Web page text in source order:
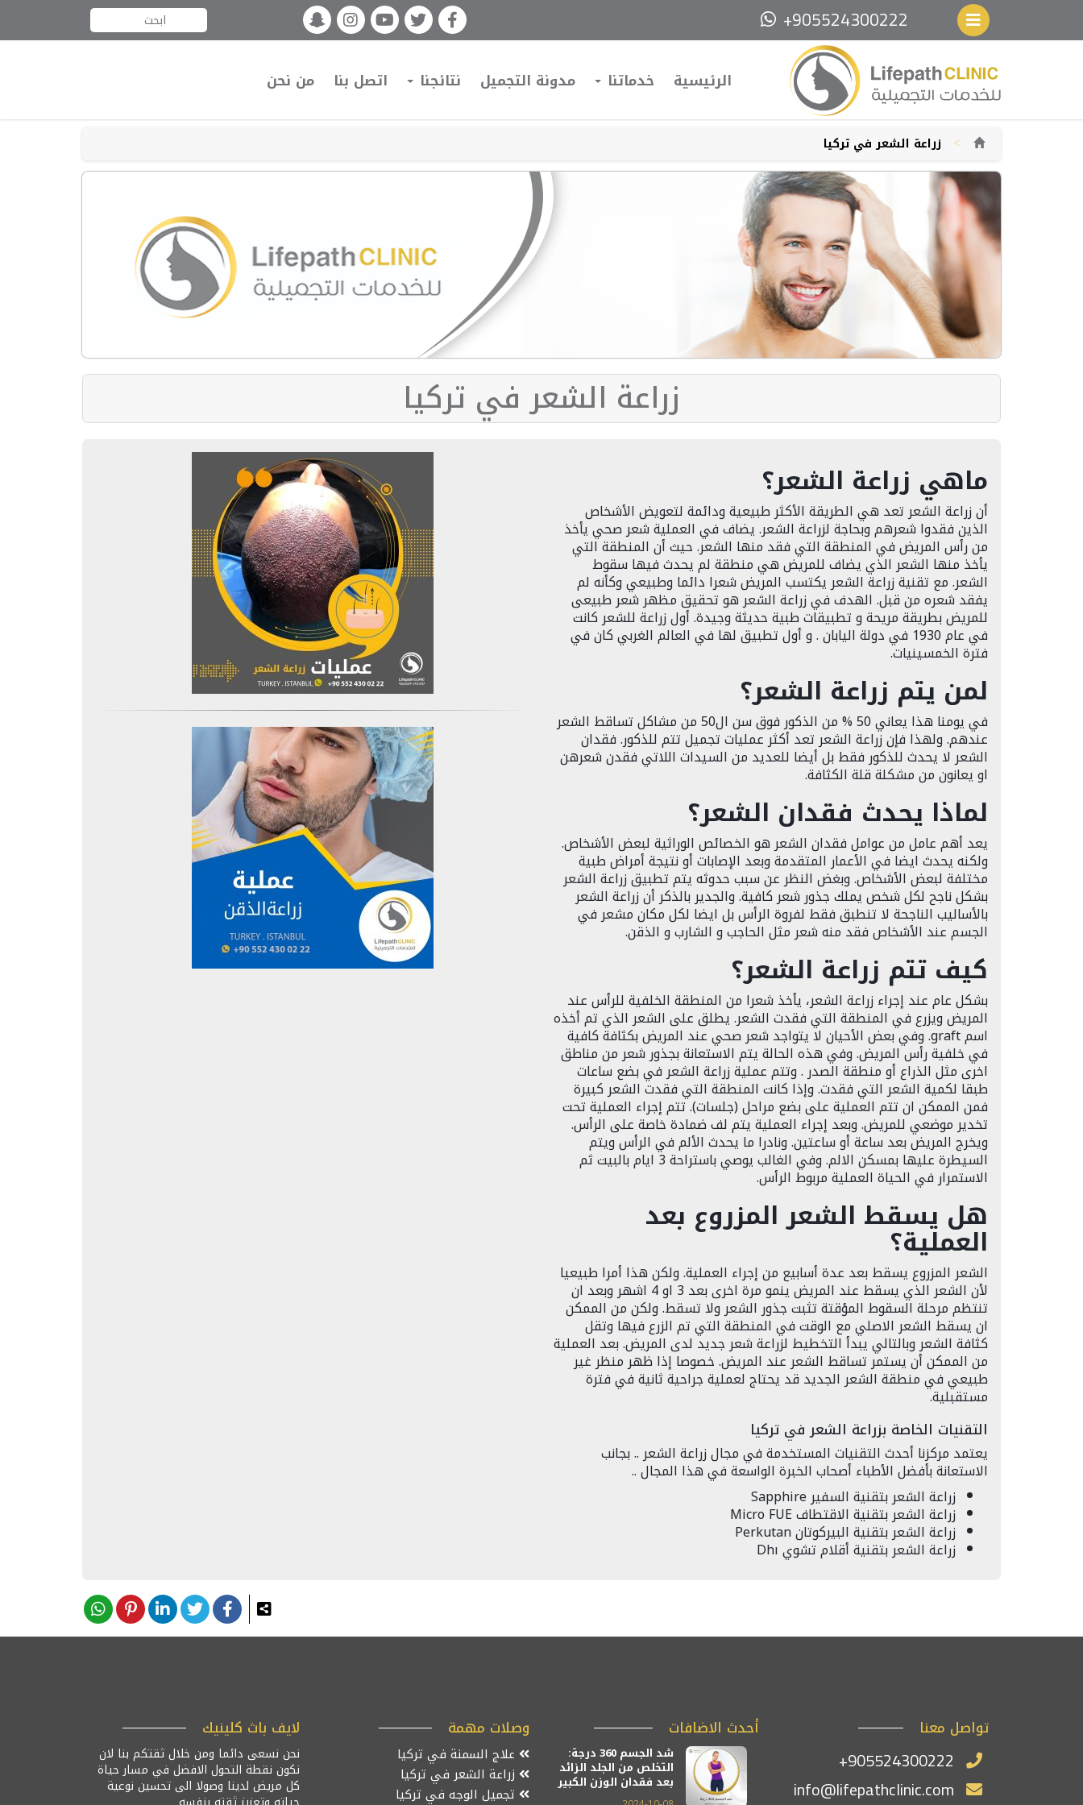
+905524300222
الرئيسية خدماتنا مدونة التجميل نتائجنا اتصل بنا من نحن
> زراعة الشعر في تركيا
زراعة الشعر في تركيا
ماهي زراعة الشعر؟
أن زراعة الشعر تعد هي الطريقة الأكثر طبيعية ودائمة لتعويض الأشخاص
الذين فقدوا شعرهم وبحاجة لزراعة الشعر. يضاف في العملية شعر صحي يأخذ
من رأس المريض في المنطقة التي فقد منها الشعر. حيث أن المنطقة التي
يأخذ منها الشعر الذي يضاف للمريض هي منطقة لم يحدث فيها سقوط
الشعر. مع تقنية زراعة الشعر يكتسب المريض شعرا دائما وطبيعي وكأنه لم
يفقد شعره من قبل. الهدف في زراعة الشعر هو تحقيق مظهر شعر طبيعى
للمريض بطريقة مريحة و تطبيقات طبية حديثة وجيدة. أول زراعة للشعر كانت
في عام 1930 في دولة اليابان . و أول تطبيق لها في العالم الغربي كان في
فترة الخمسينيات.
لمن يتم زراعة الشعر؟
في يومنا هذا يعاني 50 % من الذكور فوق سن ال50 من مشاكل تساقط الشعر
عندهم. ولهذا فإن زراعة الشعر تعد أكثر عمليات تجميل تتم للذكور. فقدان
الشعر لا يحدث للذكور فقط بل أيضا للعديد من السيدات اللاتي فقدن شعرهن
او يعانون من مشكلة قلة الكثافة.
لماذا يحدث فقدان الشعر؟
يعد أهم عامل من عوامل فقدان الشعر هو الخصائص الوراثية لبعض الأشخاص.
ولكنه يحدث ايضا في الأعمار المتقدمة وبعد الإصابات أو نتيجة أمراض طبية
مختلفة لبعض الأشخاص. وبغض النظر عن سبب حدوثه يتم تطبيق زراعة الشعر
بشكل ناجح لكل شخص يملك جذور شعر كافية. والجدير بالذكر أن زراعة الشعر
بالأساليب الناجحة لا تنطبق فقط لفروة الرأس بل ايضا لكل مكان مشعر في
الجسم عند الأشخاص فقد منه شعر مثل الحاجب و الشارب و الذقن.
كيف تتم زراعة الشعر؟
بشكل عام عند إجراء زراعة الشعر، يأخذ شعرا من المنطقة الخلفية للرأس عند
المريض ويزرع في المنطقة التي فقدت الشعر. يطلق على الشعر الذي تم أخذه
اسم graft. وفي بعض الأحيان لا يتواجد شعر صحي عند المريض بكثافة كافية
في خلفية رأس المريض. وفي هذه الحالة يتم الاستعانة بجذور شعر من مناطق
اخرى مثل الذراع أو منطقة الصدر . وتتم عملية زراعة الشعر في بضع ساعات
طبقا لكمية الشعر التي فقدت. وإذا كانت المنطقة التي فقدت الشعر كبيرة
فمن الممكن ان تتم العملية على بضع مراحل (جلسات). تتم إجراء العملية تحت
تخدير موضعي للمريض. وبعد إجراء العملية يتم لف ضمادة خاصة على الرأس.
ويخرج المريض بعد ساعة أو ساعتين. ونادرا ما يحدث الألم في الرأس ويتم
السيطرة عليها بمسكن الالم. وفي الغالب يوصي باستراحة 3 ايام بالبيت ثم
الاستمرار في الحياة العملية مربوط الرأس.
هل يسقط الشعر المزروع بعد
العملية؟
الشعر المزروع يسقط بعد عدة أسابيع من إجراء العملية. ولكن هذا أمرا طبيعيا
لأن الشعر الذي يسقط عند المريض ينمو مرة اخرى بعد 3 او 4 اشهر وبعد ان
تنتظم مرحلة السقوط المؤقتة تثبت جذور الشعر ولا تسقط. ولكن من الممكن
ان يسقط الشعر الاصلي مع الوقت في المنطقة التي تم الزرع فيها وتقل
كثافة الشعر وبالتالي يبدأ التخطيط لزراعة شعر جديد لدى المريض. بعد العملية
من الممكن أن يستمر تساقط الشعر عند المريض. خصوصا إذا ظهر منظر غير
طبيعي في منطقة الشعر الجديد قد يحتاج لعملية جراحية ثانية في فترة
مستقبلية.
التقنيات الخاصة بزراعة الشعر في تركيا
يعتمد مركزنا أحدث التقنيات المستخدمة في مجال زراعة الشعر .. بجانب
الاستعانة بأفضل الأطباء أصحاب الخبرة الواسعة في هذا المجال ..
زراعة الشعر بتقنية السفير Sapphire
زراعة الشعر بتقنية الاقتطاف Micro FUE
زراعة الشعر بتقنية البيركوتان Perkutan
زراعة الشعر بتقنية أقلام تشوي Dhı
تواصل معنا
+905524300222
info@lifepathclinic.com
أحدث الاضافات
شد الجسم 360 درجة:
التخلص من الجلد الزائد
بعد فقدان الوزن الكبير
وصلات مهمة
علاج السمنة في تركيا
زراعة الشعر في تركيا
تجميل الوجه في تركيا
لايف باث كلينيك
نحن نسعى دائما ومن خلال ثقتكم بنا لان
نكون نقطة التحول الافضل في مسار حياة
كل مريض لدينا وصولا الى تحسين نوعية